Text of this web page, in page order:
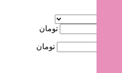
تومان
تومان